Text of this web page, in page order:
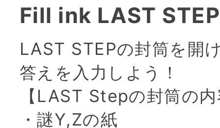
Fill ink LAST STEP
LAST STEPの封筒を開
答えを入力しよう！
【LAST Stepの封筒の
・謎Y,Zの紙